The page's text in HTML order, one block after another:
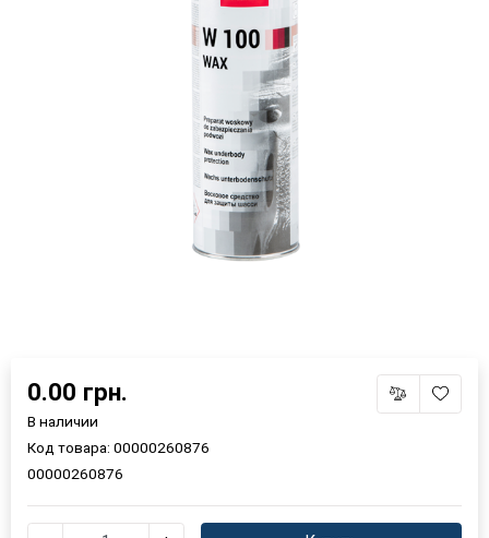
Выберите язык магазина ×
0.00 грн.
В наличии
Код товара: 00000260876
00000260876